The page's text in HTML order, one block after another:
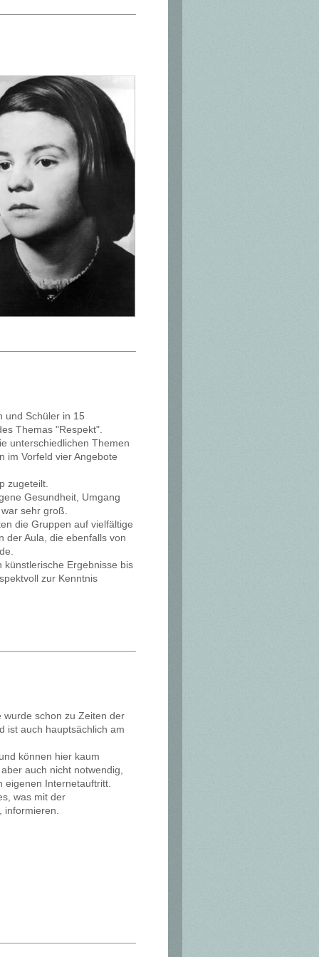
und Schüler in 15
Themas "Respekt".
unterschiedlichen Themen
im Vorfeld vier Angebote
zugeteilt.
Gesundheit, Umgang
sehr groß.
die Gruppen auf vielfältige
der Aula, die ebenfalls von
künstlerische Ergebnisse bis
zur Kenntnis
wurde schon zu Zeiten der
ist auch hauptsächlich am
können hier kaum
auch nicht notwendig,
eigenen Internetauftritt.
was mit der
informieren.